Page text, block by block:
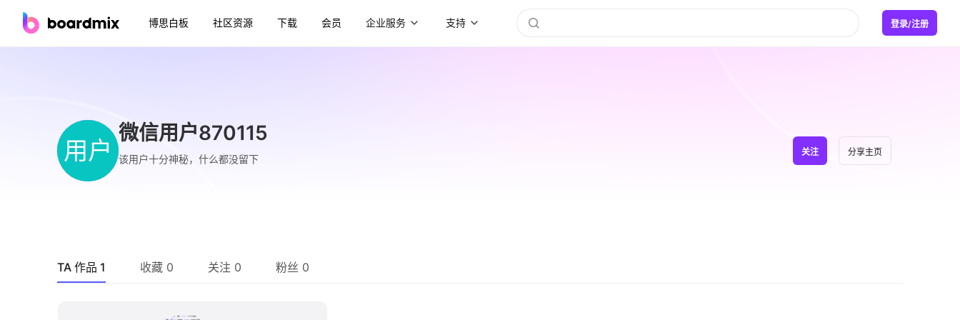
博思白板 社区资源 下载 会员 企业服务 支持 登录/注册
用户
微信用户870115
该用户十分神秘，什么都没留下
关注 分享主页
TA 作品 1 收藏 0 关注 0 粉丝 0